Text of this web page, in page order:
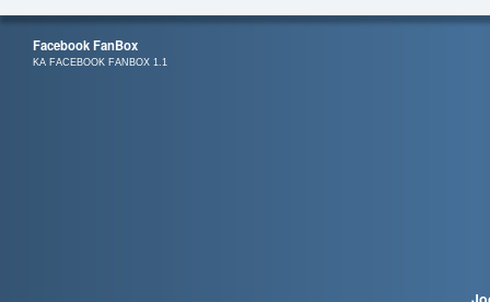
Facebook FanBox
KA FACEBOOK FANBOX 1.1